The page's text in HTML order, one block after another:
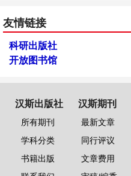
友情链接
科研出版社
开放图书馆
汉斯出版社
所有期刊
学科分类
书籍出版
汉斯期刊
最新文章
同行评议
文章费用